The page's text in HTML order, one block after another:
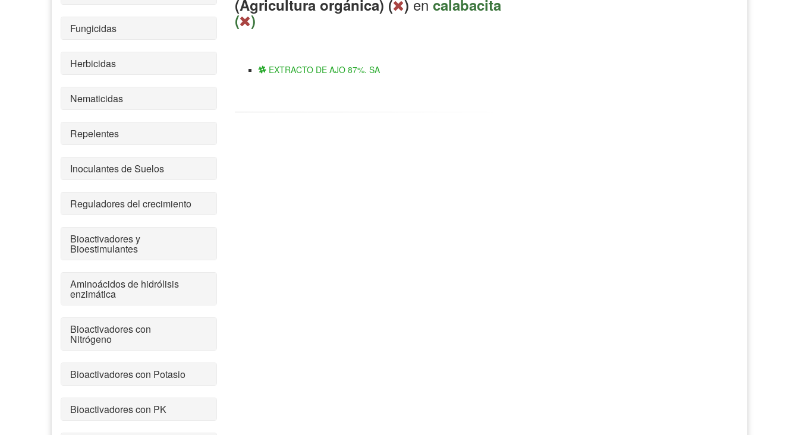
Fungicidas
Herbicidas
Nematicidas
Repelentes
Inoculantes de Suelos
Reguladores del crecimiento
Bioactivadores y
Bioestimulantes
Aminoácidos de hidrólisis
enzimática
Bioactivadores con
Nitrógeno
Bioactivadores con Potasio
Bioactivadores con PK
(Agricultura orgánica) ( ) en calabacita
( )
EXTRACTO DE AJO 87%. SA